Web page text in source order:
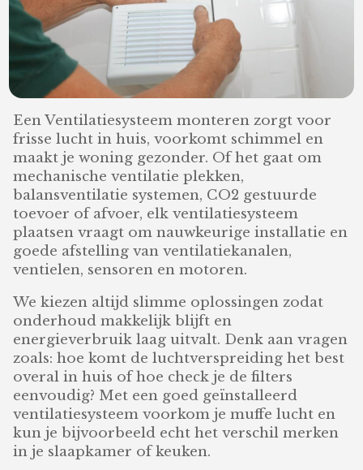
Een Ventilatiesysteem monteren zorgt voor
frisse lucht in huis, voorkomt schimmel en
maakt je woning gezonder. Of het gaat om
mechanische ventilatie plekken,
balansventilatie systemen, CO2 gestuurde
toevoer of afvoer, elk ventilatiesysteem
plaatsen vraagt om nauwkeurige installatie en
goede afstelling van ventilatiekanalen,
ventielen, sensoren en motoren.
We kiezen altijd slimme oplossingen zodat
onderhoud makkelijk blijft en
energieverbruik laag uitvalt. Denk aan vragen
zoals: hoe komt de luchtverspreiding het best
overal in huis of hoe check je de filters
eenvoudig? Met een goed geïnstalleerd
ventilatiesysteem voorkom je muffe lucht en
kun je bijvoorbeeld echt het verschil merken
in je slaapkamer of keuken.